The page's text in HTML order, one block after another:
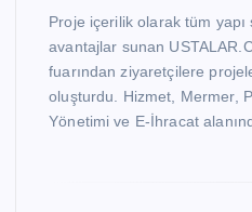
Proje içerilik olarak tüm
avantajlar sunan
fuarından ziyaretçilere
oluşturdu. Hizmet, Mermer,
Yönetimi ve E-İhracat